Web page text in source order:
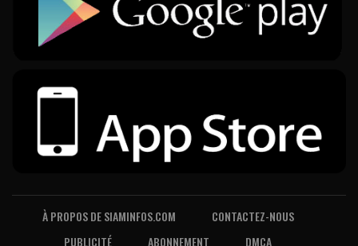
À PROPOS DE SIAMINFOS.COM
CONTACTEZ-NOUS
PUBLICITÉ
ABONNEMENT DMCA